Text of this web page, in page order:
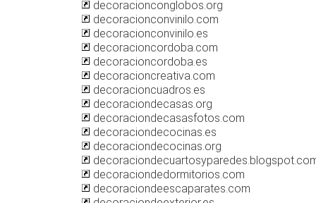
decoracionconglobos.org
decoracionconvinilo.com
decoracionconvinilo.es
decoracioncordoba.com
decoracioncordoba.es
decoracioncreativa.com
decoracioncuadros.es
decoraciondecasas.org
decoraciondecasasfotos.com
decoraciondecocinas.es
decoraciondecocinas.org
decoraciondedormitorios.com
decoraciondeescaparates.com